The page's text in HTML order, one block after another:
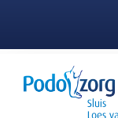
Behandelingen